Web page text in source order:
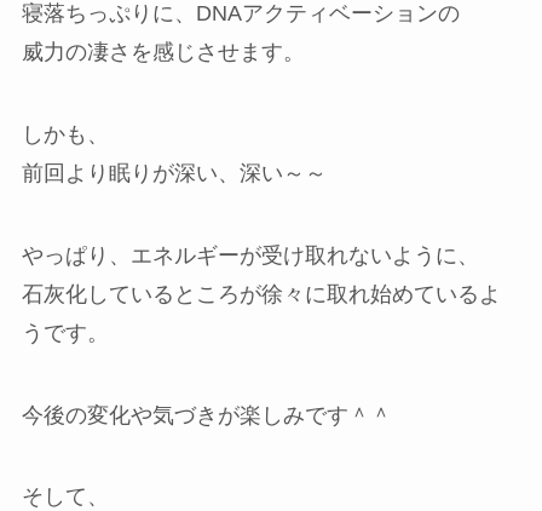
寝落ちっぷりに、DNAアクティベーションの
威力の凄さを感じさせます。
しかも、
前回より眠りが深い、深い～～
やっぱり、エネルギーが受け取れないように、
石灰化しているところが徐々に取れ始めているよ
うです。
今後の変化や気づきが楽しみです＾＾
そして、